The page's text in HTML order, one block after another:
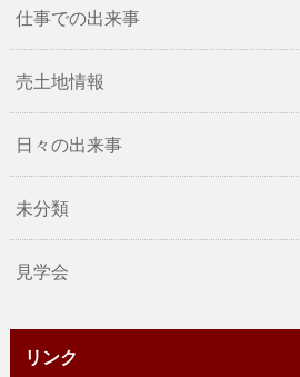
仕事での出来事
売土地情報
日々の出来事
未分類
見学会
リンク